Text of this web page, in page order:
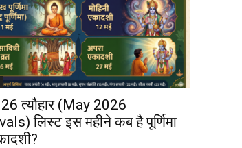
त्यौहार (May 2026
लिस्ट इस महीने कब है पूर्णिमा